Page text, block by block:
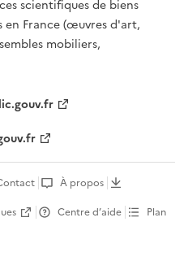
scientifiques de biens
en France (œuvres d'art,
mobiliers,
À propos
Centre d’aide
Plan